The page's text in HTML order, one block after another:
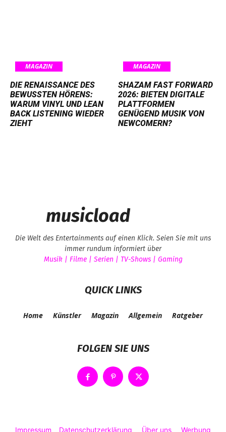
MAGAZIN
DIE RENAISSANCE DES
BEWUSSTEN HÖRENS:
WARUM VINYL UND LEAN
BACK LISTENING WIEDER
ZIEHT
MAGAZIN
SHAZAM FAST FORWARD
2026: BIETEN DIGITALE
PLATTFORMEN
GENÜGEND MUSIK VON
NEWCOMERN?
musicload
Die Welt des Entertainments auf einen Klick. Seien Sie mit uns
immer rundum informiert über
Musik | Filme | Serien | TV-Shows | Gaming
QUICK LINKS
Home Künstler Magazin Allgemein Ratgeber
FOLGEN SIE UNS
Impressum Datenschutzerklärung Über uns Werbung